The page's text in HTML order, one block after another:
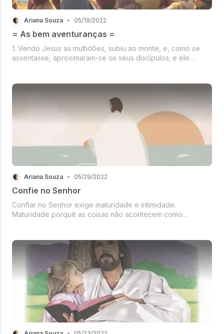
Ariana Souza • 05/19/2022
= As bem aventuranças =
1. Vendo Jesus as multidões, subiu ao monte, e, como se
assentasse, aproximaram-se os seus discípulos; e ele
Ariana Souza • 05/29/2022
Confie no Senhor
Confiar no Senhor exige maturidade e intimidade.
Maturidade porquê as coisas não acontecem como
plena confiança de que Ele é justo e, i...